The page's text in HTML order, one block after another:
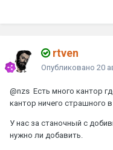
rtven
Опубликовано 20
@nzs Есть много кантор
кантор ничего страшного в
У нас за станочный с
нужно ли добавить.